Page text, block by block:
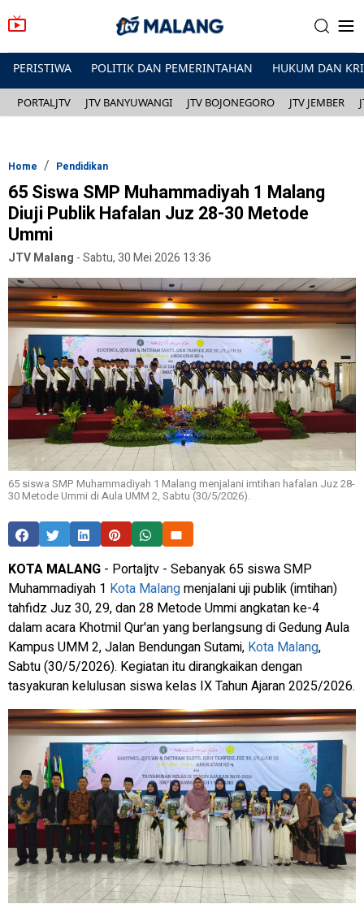
PERISTIWA POLITIK DAN PEMERINTAHAN HUKUM DAN
PORTALJTV JTV BANYUWANGI JTV BOJONEGORO JTV JEMBER
Home Pendidikan
65 Siswa SMP Muhammadiyah 1 Malang
Diuji Publik Hafalan Juz 28-30 Metode
Ummi
JTV Malang -Sabtu, 30 Mei 2026 13:36
65 siswa SMP Muhammadiyah 1 Malang menjalani imtihan hafalan Juz 28-
30 Metode Ummi di Aula UMM 2, Sabtu (30/5/2026).
KOTA MALANG - Portaljtv - Sebanyak 65 siswa SMP
Muhammadiyah 1 Kota Malangmenjalani uji publik (imtihan)
tahfidz Juz 30, 29, dan 28 Metode Ummi angkatan ke-4
dalam acara Khotmil Qur'an yang berlangsung di Gedung Aula
Kampus UMM 2, Jalan Bendungan Sutami, Kota Malang,
Sabtu (30/5/2026). Kegiatan itu dirangkaikan dengan
tasyakuran kelulusan siswa kelas IX Tahun Ajaran 2025/2026.